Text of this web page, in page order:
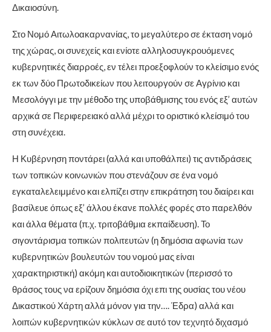
Δικαιοσύνη.
Στο Νομό Αιτωλοακαρνανίας, το μεγαλύτερο σε έκταση νομό
της χώρας, οι συνεχείς και ενίοτε αλληλοσυγκρουόμενες
κυβερνητικές διαρροές, εν τέλει προεξοφλούν το κλείσιμο ενός
εκ των δύο Πρωτοδικείων που λειτουργούν σε Αγρίνιο και
Μεσολόγγι με την μέθοδο της υποβάθμισης του ενός εξ’ αυτών
αρχικά σε Περιφερειακό αλλά μέχρι το οριστικό κλείσιμό του
στη συνέχεια.
Η Κυβέρνηση ποντάρει (αλλά και υποθάλπει) τις αντιδράσεις
των τοπικών κοινωνιών που στενάζουν σε ένα νομό
εγκαταλελειμμένο και ελπίζει στην επικράτηση του διαίρει και
βασίλευε όπως εξ’ άλλου έκανε πολλές φορές στο παρελθόν
και άλλα θέματα (π.χ. τριτοβάθμια εκπαίδευση). Το
σιγοντάρισμα τοπικών πολιτευτών (η δημόσια αφωνία των
κυβερνητικών βουλευτών του νομού μας είναι
χαρακτηριστική) ακόμη και αυτοδιοικητικών (περισσό το
θράσος τους να ερίζουν δημόσια όχι επι της ουσίας του νέου
Δικαστικού Χάρτη αλλά μόνον για την…. Έδρα) αλλά και
λοιπών κυβερνητικών κύκλων σε αυτό τον τεχνητό διχασμό